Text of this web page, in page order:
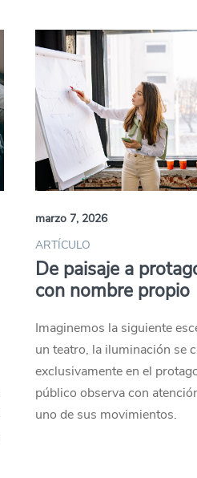
marzo 7, 2026
ARTÍCULO
De paisaje a
con nombre propio
Imaginemos la siguiente
un teatro, la iluminación se
exclusivamente en el
público observa con
uno de sus movimientos.